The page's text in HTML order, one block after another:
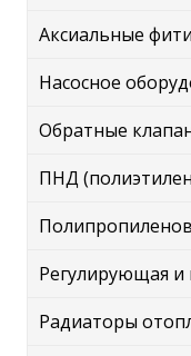
Аксиальные
Насосное
Обратные
ПНД
Регулирующая и
Радиаторы